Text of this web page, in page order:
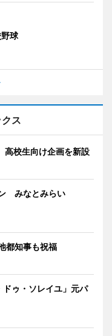
球
ス
校生向け企画を新設
みなとみらい
都知事も祝福
ゥ・ソレイユ」元パ